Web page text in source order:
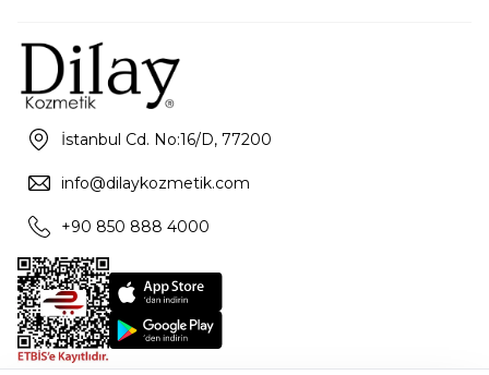
İstanbul Cd. No:16/D, 77200
info@dilaykozmetik.com
+90 850 888 4000